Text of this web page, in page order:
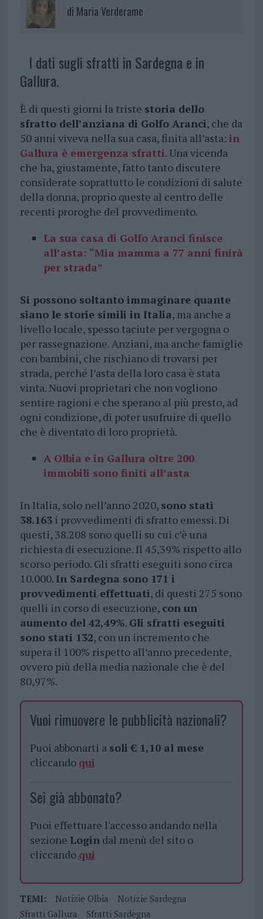
di Maria Verderame
I dati sugli sfratti in Sardegna e in
Gallura.
È di questi giorni la triste storia dello
sfratto dell’anziana di Golfo Aranci, che da
50 anni viveva nella sua casa, finita all’asta: in
Gallura è emergenza sfratti. Una vicenda
che ha, giustamente, fatto tanto discutere
considerate soprattutto le condizioni di salute
della donna, proprio queste al centro delle
recenti proroghe del provvedimento.
La sua casa di Golfo Aranci finisce
all’asta: “Mia mamma a 77 anni finirà
per strada”
Si possono soltanto immaginare quante
siano le storie simili in Italia, ma anche a
livello locale, spesso taciute per vergogna o
per rassegnazione. Anziani, ma anche famiglie
con bambini, che rischiano di trovarsi per
strada, perché l’asta della loro casa è stata
vinta. Nuovi proprietari che non vogliono
sentire ragioni e che sperano al più presto, ad
ogni condizione, di poter usufruire di quello
che è diventato di loro proprietà.
A Olbia e in Gallura oltre 200
immobili sono finiti all’asta
In Italia, solo nell’anno 2020, sono stati
38.163i provvedimenti di sfratto emessi. Di
questi, 38.208 sono quelli su cui c’è una
richiesta di esecuzione. Il 45,39% rispetto allo
scorso periodo. Gli sfratti eseguiti sono circa
10.000. In Sardegna sono 171 i
provvedimenti effettuati, di questi 275 sono
quelli in corso di esecuzione, con un
aumento del 42,49%. Gli sfratti eseguiti
sono stati 132, con un incremento che
supera il 100% rispetto all’anno precedente,
ovvero più della media nazionale che è del
80,97%.
Vuoi rimuovere le pubblicità nazionali?
Puoi abbonarti a soli € 1,10 al mese
cliccando qui
Sei già abbonato?
Puoi effettuare l'accesso andando nella
sezione Logindal menù del sito o
cliccando qui
TEMI: Notizie Olbia
Notizie Sardegna
Sfratti Gallura
Sfratti Sardegna